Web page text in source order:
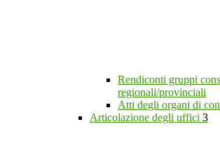
Rendiconti gruppi
regionali/provinciali
Atti degli organi di
Articolazione degli uffici 3